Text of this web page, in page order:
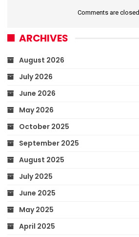
Comments are closed.
ARCHIVES
August 2026
July 2026
June 2026
May 2026
October 2025
September 2025
August 2025
July 2025
June 2025
May 2025
April 2025